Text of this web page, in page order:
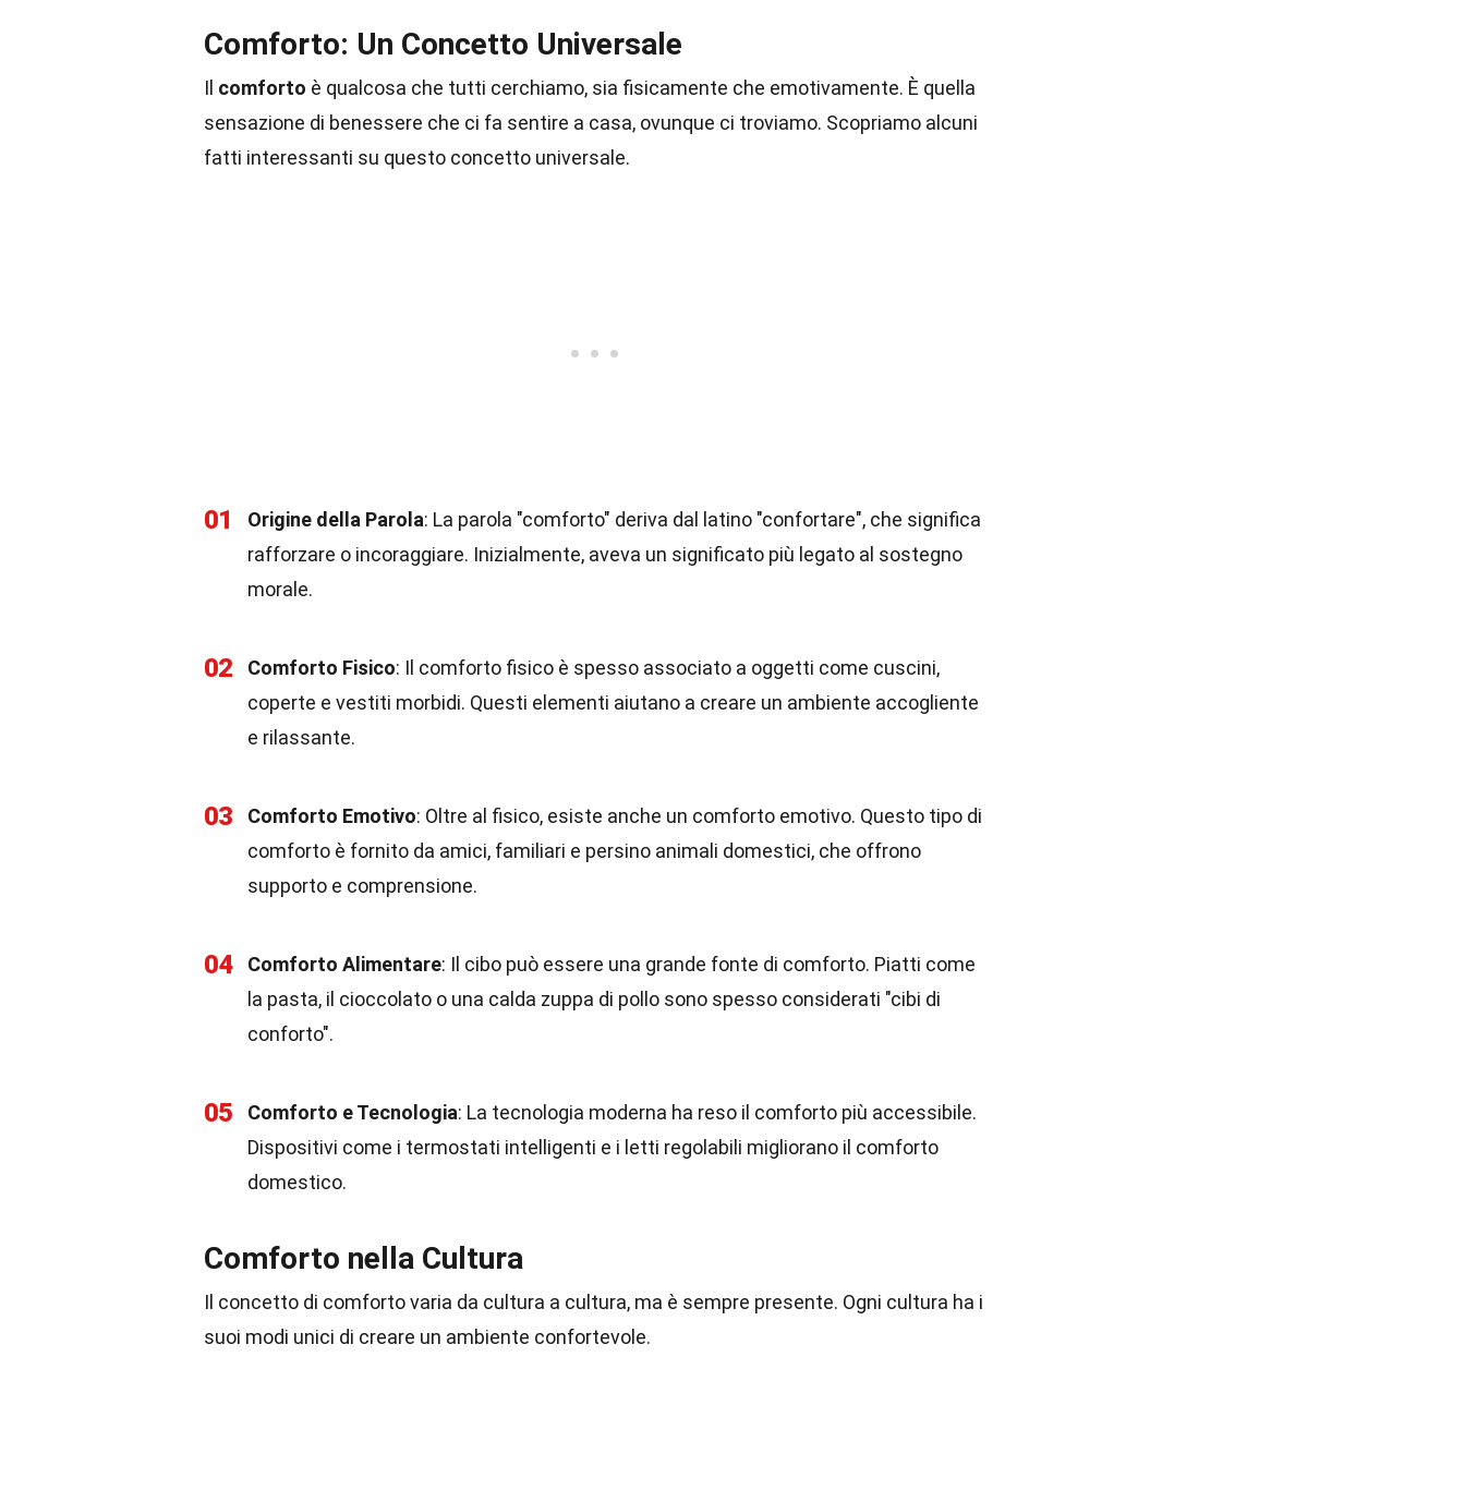
Comforto: Un Concetto Universale
Il comforto è qualcosa che tutti cerchiamo, sia fisicamente che emotivamente. È quella
sensazione di benessere che ci fa sentire a casa, ovunque ci troviamo. Scopriamo alcuni
fatti interessanti su questo concetto universale.
01 Origine della Parola: La parola "comforto" deriva dal latino "confortare", che significa
rafforzare o incoraggiare. Inizialmente, aveva un significato più legato al sostegno
morale.
02 Comforto Fisico: Il comforto fisico è spesso associato a oggetti come cuscini,
coperte e vestiti morbidi. Questi elementi aiutano a creare un ambiente accogliente
e rilassante.
03 Comforto Emotivo: Oltre al fisico, esiste anche un comforto emotivo. Questo tipo di
comforto è fornito da amici, familiari e persino animali domestici, che offrono
supporto e comprensione.
04 Comforto Alimentare: Il cibo può essere una grande fonte di comforto. Piatti come
la pasta, il cioccolato o una calda zuppa di pollo sono spesso considerati "cibi di
conforto".
05 Comforto e Tecnologia: La tecnologia moderna ha reso il comforto più accessibile.
Dispositivi come i termostati intelligenti e i letti regolabili migliorano il comforto
domestico.
Comforto nella Cultura
Il concetto di comforto varia da cultura a cultura, ma è sempre presente. Ogni cultura ha i
suoi modi unici di creare un ambiente confortevole.